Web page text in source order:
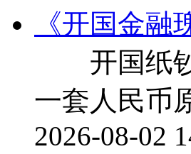
《开国金
开国纸钞
一套人民
2026-08-02